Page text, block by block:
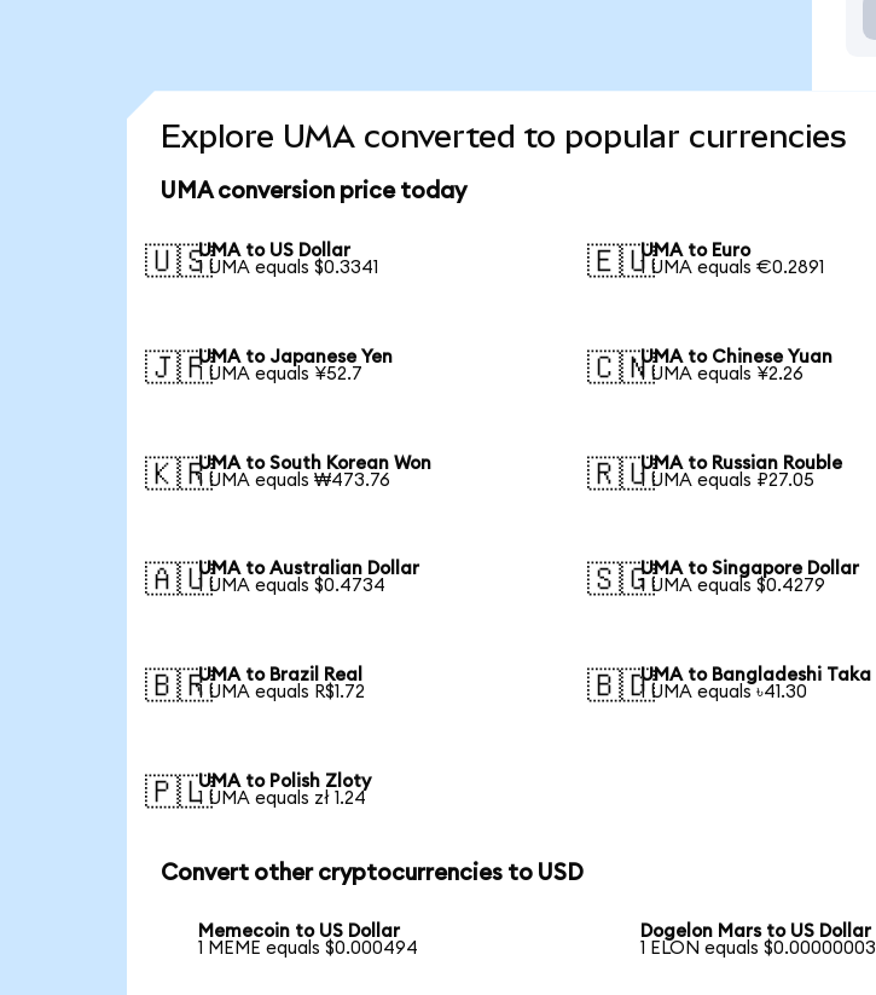
Explore UMA converted to popular currencies
UMA conversion price today
🇺🇸UMA to US Dollar
1 UMA equals $0.3341
🇪🇺UMA to Euro
1 UMA equals €0.2891
🇯🇵UMA to Japanese Yen
1 UMA equals ¥52.7
🇨🇳UMA to Chinese Yuan
1 UMA equals ¥2.26
🇰🇷UMA to South Korean Won
1 UMA equals ₩473.76
🇷🇺UMA to Russian Rouble
1 UMA equals ₽27.05
🇦🇺UMA to Australian Dollar
1 UMA equals $0.4734
🇸🇬UMA to Singapore Dollar
1 UMA equals $0.4279
🇧🇷UMA to Brazil Real
1 UMA equals R$1.72
🇧🇩UMA to Bangladeshi Taka
1 UMA equals ৳41.30
🇵🇱UMA to Polish Zloty
1 UMA equals zł 1.24
Convert other cryptocurrencies to USD
Memecoin to US Dollar
1 MEME equals $0.000494
Dogelon Mars to US Dollar
1 ELON equals $0.00000003